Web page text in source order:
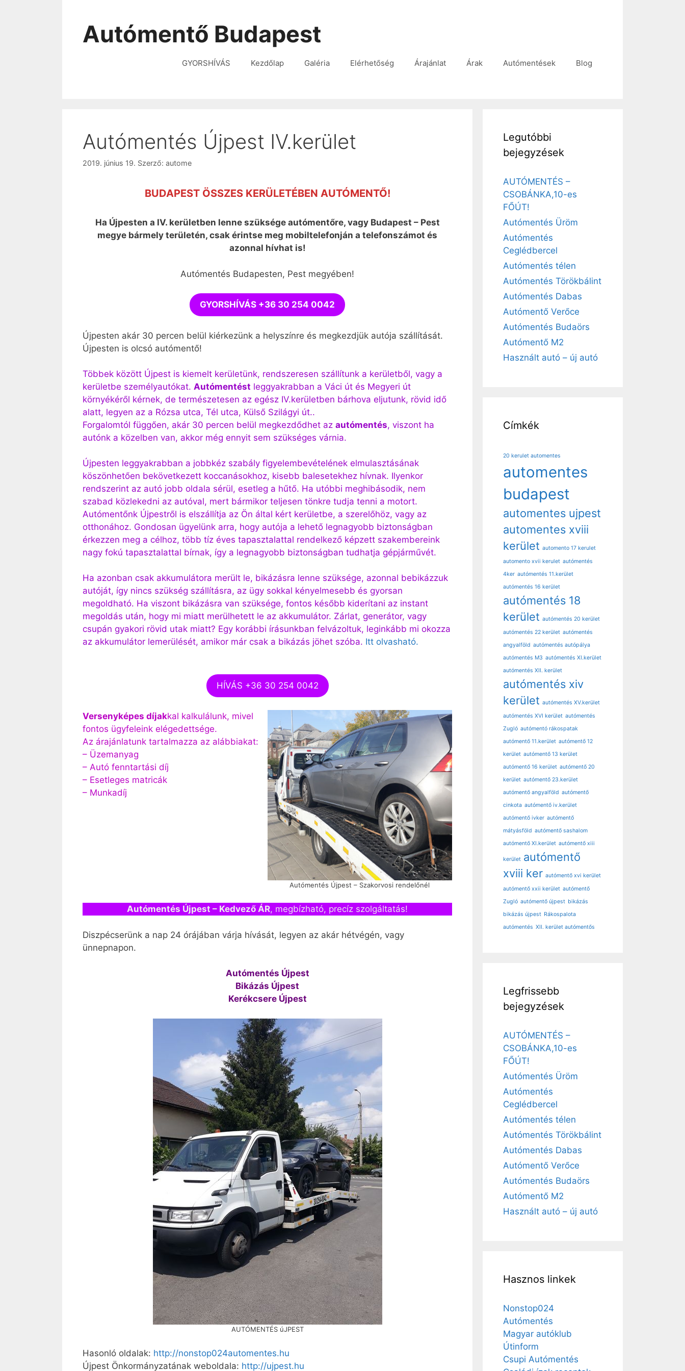
Autómentő Budapest
GYORSHÍVÁS Kezdőlap Galéria Elérhetőség Árajánlat Árak Autómentések Blog
Autómentés Újpest IV.kerület
2019. június 19. Szerző: autome
BUDAPEST ÖSSZES KERÜLETÉBEN AUTÓMENTŐ!
Ha Újpesten a IV. kerületben lenne szüksége autómentőre, vagy Budapest – Pest
megye bármely területén, csak érintse meg mobiltelefonján a telefonszámot és
azonnal hívhat is!
Autómentés Budapesten, Pest megyében!
GYORSHÍVÁS +36 30 254 0042
Újpesten akár 30 percen belül kiérkezünk a helyszínre és megkezdjük autója szállítását.
Újpesten is olcsó autómentő!
Többek között Újpest is kiemelt kerületünk, rendszeresen szállítunk a kerületből, vagy a
kerületbe személyautókat. Autómentést leggyakrabban a Váci út és Megyeri út
környékéről kérnek, de természetesen az egész IV.kerületben bárhova eljutunk, rövid idő
alatt, legyen az a Rózsa utca, Tél utca, Külső Szilágyi út..
Forgalomtól függően, akár 30 percen belül megkezdődhet az autómentés, viszont ha
autónk a közelben van, akkor még ennyit sem szükséges várnia.
Újpesten leggyakrabban a jobbkéz szabály figyelembevételének elmulasztásának
köszönhetően bekövetkezett koccanásokhoz, kisebb balesetekhez hívnak. Ilyenkor
rendszerint az autó jobb oldala sérül, esetleg a hűtő. Ha utóbbi meghibásodik, nem
szabad közlekedni az autóval, mert bármikor teljesen tönkre tudja tenni a motort.
Autómentőnk Újpestről is elszállítja az Ön által kért kerületbe, a szerelőhöz, vagy az
otthonához. Gondosan ügyelünk arra, hogy autója a lehető legnagyobb biztonságban
érkezzen meg a célhoz, több tíz éves tapasztalattal rendelkező képzett szakembereink
nagy fokú tapasztalattal bírnak, így a legnagyobb biztonságban tudhatja gépjárművét.
Ha azonban csak akkumulátora merült le, bikázásra lenne szüksége, azonnal bebikázzuk
autóját, így nincs szükség szállításra, az ügy sokkal kényelmesebb és gyorsan
megoldható. Ha viszont bikázásra van szüksége, fontos később kiderítani az instant
megoldás után, hogy mi miatt merülhetett le az akkumulátor. Zárlat, generátor, vagy
csupán gyakori rövid utak miatt? Egy korábbi írásunkban felvázoltuk, leginkább mi okozza
az akkumulátor lemerülését, amikor már csak a bikázás jöhet szóba. Itt olvasható.
HÍVÁS +36 30 254 0042
Versenyképes díjakkal kalkulálunk, mivel
fontos ügyfeleink elégedettsége.
Az árajánlatunk tartalmazza az alábbiakat:
– Üzemanyag
– Autó fenntartási díj
– Esetleges matricák
– Munkadíj
Autómentés Újpest – Szakorvosi rendelőnél
Autómentés Újpest – Kedvező ÁR, megbízható, precíz szolgáltatás!
Diszpécserünk a nap 24 órájában várja hívását, legyen az akár hétvégén, vagy
ünnepnapon.
Autómentés Újpest
Bikázás Újpest
Kerékcsere Újpest
AUTÓMENTÉS úJPEST
Hasonló oldalak: http://nonstop024automentes.hu
Újpest Önkormányzatának weboldala: http://ujpest.hu
Legutóbbi
bejegyzések
AUTÓMENTÉS –
CSOBÁNKA,10-es
FŐÚT!
Autómentés Üröm
Autómentés
Ceglédbercel
Autómentés télen
Autómentés Törökbálint
Autómentés Dabas
Autómentő Verőce
Autómentés Budaörs
Autómentő M2
Használt autó – új autó
Címkék
20 kerulet automentes
automentes
budapest
automentes ujpest
automentes xviii
kerület automento 17 kerulet
automento xvii kerulet autómentés
4ker autómentés 11.kerület
autómentés 16 kerület
autómentés 18
kerület autómentés 20 kerület
autómentés 22 kerület autómentés
angyalföld autómentés autópálya
autómentés M3 autómentés XI.kerület
autómentés XII. kerület
autómentés xiv
kerület autómentés XV.kerület
autómentés XVI kerület autómentés
Zugló autómentó rákospatak
autómentő 11.kerület autómentő 12
kerület autómentő 13 kerület
autómentő 16 kerület autómentő 20
kerület autómentő 23.kerület
autómentő angyalföld autómentő
cinkota autómentő iv.kerület
autómentő ivker autómentő
mátyásföld autómentő sashalom
autómentő XI.kerület autómentő xiii
kerület autómentő
xviii ker autómentő xvi kerület
autómentő xxii kerület autómentő
Zugló autómentő újpest bikázás
bikázás újpest Rákospalota
autómentés XII. kerület autómentős
Legfrissebb
bejegyzések
AUTÓMENTÉS –
CSOBÁNKA,10-es
FŐÚT!
Autómentés Üröm
Autómentés
Ceglédbercel
Autómentés télen
Autómentés Törökbálint
Autómentés Dabas
Autómentő Verőce
Autómentés Budaörs
Autómentő M2
Használt autó – új autó
Hasznos linkek
Nonstop024
Autómentés
Magyar autóklub
Útinform
Csupi Autómentés